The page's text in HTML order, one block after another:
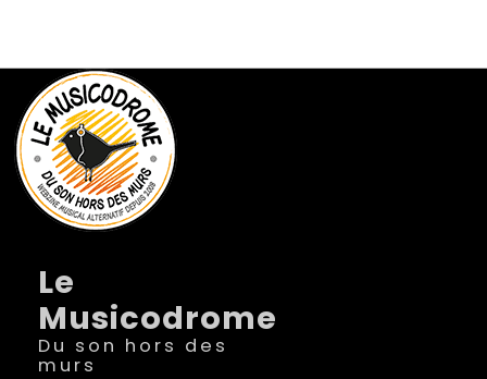
Le
Musicodrome
Du son hors des
murs